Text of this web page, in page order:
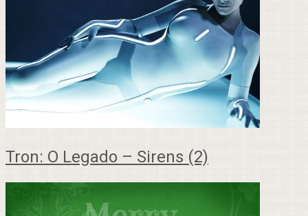
Tron: O Legado – Sirens (2)